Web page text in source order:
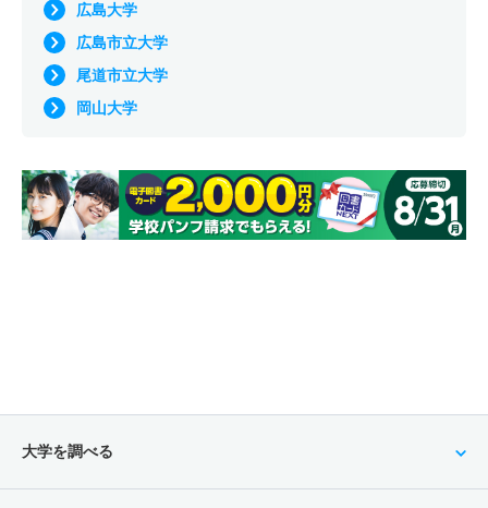
広島大学
広島市立大学
尾道市立大学
岡山大学
大学を調べる